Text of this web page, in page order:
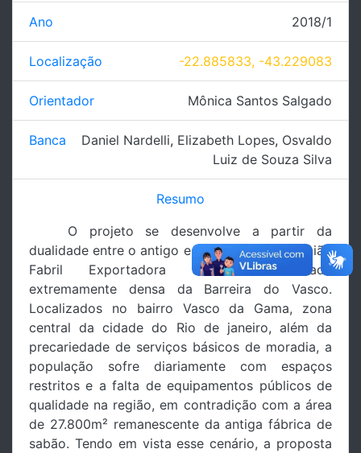
Ano 2018/1
Localização -22.885833, -43.229083
Orientador Mônica Santos Salgado
Banca Daniel Nardelli, Elizabeth Lopes, Osvaldo
Luiz de Souza Silva
Resumo
O projeto se desenvolve a partir da
dualidade entre o antigo espaço ocioso da União
Fabril Exportadora e a comunidade
extremamente densa da Barreira do Vasco.
Localizados no bairro Vasco da Gama, zona
central da cidade do Rio de janeiro, além da
precariedade de serviços básicos de moradia, a
população sofre diariamente com espaços
restritos e a falta de equipamentos públicos de
qualidade na região, em contradição com a área
de 27.800m² remanescente da antiga fábrica de
sabão. Tendo em vista esse cenário, a proposta